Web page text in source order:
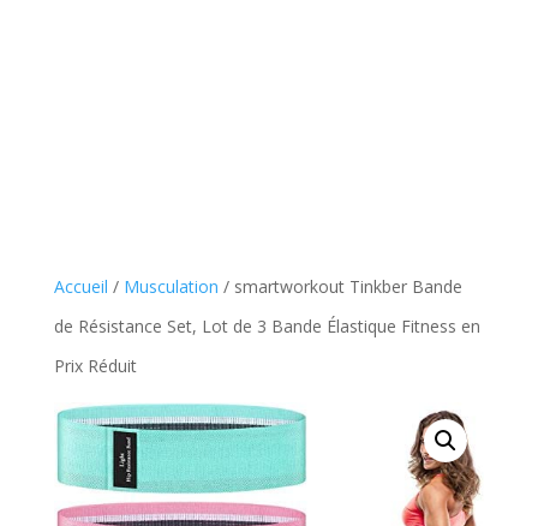
Accueil / Musculation / smartworkout Tinkber Bande
de Résistance Set, Lot de 3 Bande Élastique Fitness en
Prix Réduit